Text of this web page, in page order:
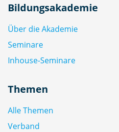
Bildungsakademie
Über die Akademie
Seminare
Inhouse-Seminare
Themen
Alle Themen
Verband